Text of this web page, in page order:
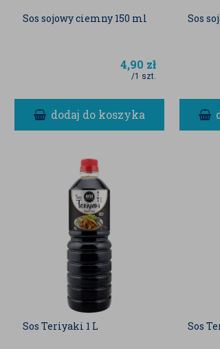
Sos sojowy ciemny 150 ml
4,90 zł
/1 szt.
dodaj do koszyka
Sos
Sos Teriyaki 1 L Sos